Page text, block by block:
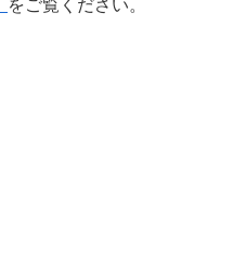
をご覧ください。